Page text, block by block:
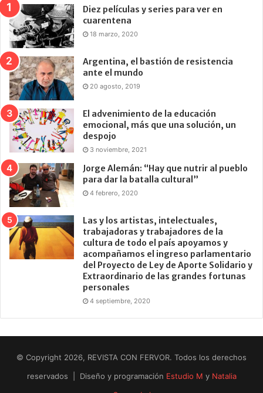
Diez películas y series para ver en
cuarentena
18 marzo, 2020
Argentina, el bastión de resistencia
ante el mundo
20 agosto, 2019
El advenimiento de la educación
emocional, más que una solución, un
despojo
3 noviembre, 2021
Jorge Alemán: “Hay que nutrir al pueblo
para dar la batalla cultural”
4 febrero, 2020
Las y los artistas, intelectuales,
trabajadoras y trabajadores de la
cultura de todo el país apoyamos y
acompañamos el ingreso parlamentario
del Proyecto de Ley de Aporte Solidario y
Extraordinario de las grandes fortunas
personales
4 septiembre, 2020
© Copyright 2026, REVISTA CON FERVOR. Todos los derechos
reservados | Diseño y programación Estudio M y Natalia